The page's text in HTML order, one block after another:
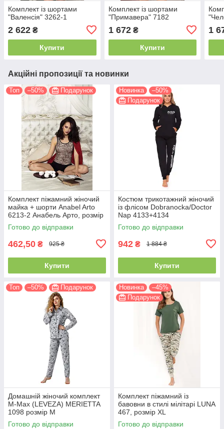
Комплект із шортами
"Валенсія" 3262-1
2 622 ₴
Купити
Комплект із шортами
"Примавера" 7182
1 672₴
Купити
1
Акційні пропозиції та новинки
Топ –50% Подарунок
Комплект піжамний жіночий
майка + шорти Anabel Arto
6213-2 Анабель Арто, розмір
42
Готово до відправки
462,50 ₴ 925 ₴
Купити
Новинка
–50%
Подарунок
Костюм трикотажний жіночий
із флісом Dobranocka/Doctor
Nap 4133+4134
Готово до відправки
942 ₴ 1 884 ₴
Купити
Топ –50% Подарунок
Домашній жіночий комплект
M-Max (LEVEZA) MERIETTA
1098 розмір М
Готово до відправки
Новинка
–45%
Подарунок
Комплект піжамний із
бавовни в стилі мілітарі LUNA
467, розмір XL
Готово до відправки